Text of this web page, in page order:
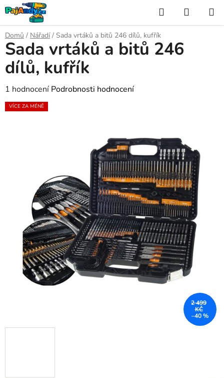
Přejít
na
obsah
Hledat
KOŠÍK
Domů / Nářadí / Sada vrtáků a bitů 246 dílů, kufřík
Sada vrtáků a bitů 246
dílů, kufřík
Průměrné
hodnocení
hvězdiček.
1 hodnocení Podrobnosti hodnocení
VÍCE ZA MÉNĚ
2 499
KČ
–40 %